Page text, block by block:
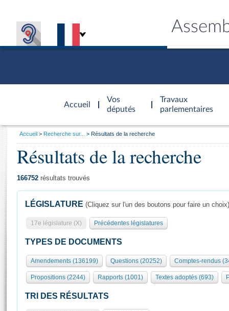
Accueil
d'accueil
Vos
députés
Travaux
parlementaires
Présidence
577 députés
Groupes politiques
Séance publique
Commissions et autres organes
Europe et International
Général
Rôle et pouvoirs de l'Assemblée
Organisation de l'Assemblée
Présidence Conférence des Présidents Bureau Collège des
Visiter l'Assemblée
Visite virtuelle du palais Bourbon
Assister à une séance
Vous
Accueil Recherche sur... Résultats de la recherche
Résultats de la recherche
166752 résultats trouvés
LÉGISLATURE (Cliquez sur l'un des boutons pour faire un choix)
17e législature (X) Précédentes législatures
TYPES DE DOCUMENTS
Amendements (136199) Questions (20252) Comptes-rendus
Propositions (2244) Rapports (1001) Textes adoptés (693)
TRI DES RÉSULTATS